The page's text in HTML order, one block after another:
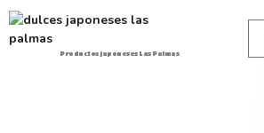
Productos japoneses Las Palmas